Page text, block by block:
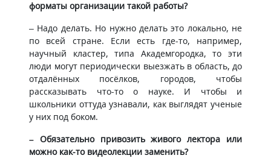
форматы организации такой работы?
– Надо делать. Но нужно делать это локально, не
по всей стране. Если есть где-то, например,
научный кластер, типа Академгородка, то эти
люди могут периодически выезжать в область, до
отдалённых посёлков, городов, чтобы
рассказывать что-то о науке. И чтобы и
школьники оттуда узнавали, как выглядят ученые
у них под боком.
– Обязательно привозить живого лектора или
можно как-то видеолекции заменить?